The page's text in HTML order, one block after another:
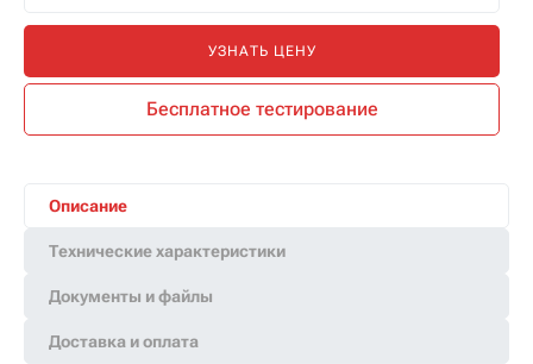
УЗНАТЬ ЦЕНУ
Бесплатное тестирование
Описание
Технические характеристики
Документы и файлы
Доставка и оплата